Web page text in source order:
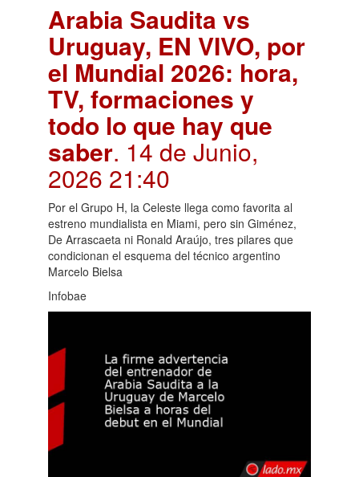
Arabia Saudita vs
Uruguay, EN VIVO, por
el Mundial 2026: hora,
TV, formaciones y
todo lo que hay que
saber. 14 de Junio,
2026 21:40
Por el Grupo H, la Celeste llega como favorita al
estreno mundialista en Miami, pero sin Giménez,
De Arrascaeta ni Ronald Araújo, tres pilares que
condicionan el esquema del técnico argentino
Marcelo Bielsa
Infobae